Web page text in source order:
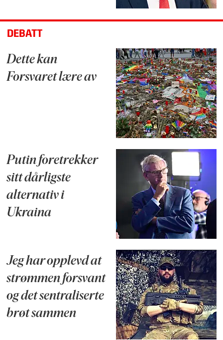
DEBATT
Dette kan
Forsvaret lære av
Putin foretrekker
sitt dårligste
alternativ i
Ukraina
Jeg har opplevd at
strømmen forsvant
og det sentraliserte
brøt sammen